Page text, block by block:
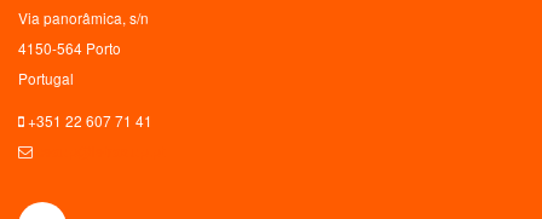
Via panorâmica, s/n
4150-564 Porto
Portugal
+351 22 607 71 41